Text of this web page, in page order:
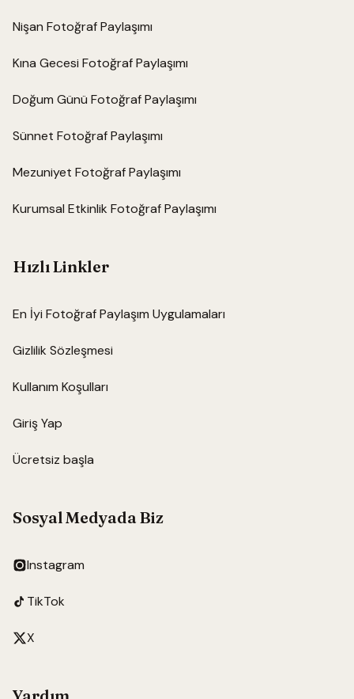
Nişan Fotoğraf Paylaşımı
Kına Gecesi Fotoğraf Paylaşımı
Doğum Günü Fotoğraf Paylaşımı
Sünnet Fotoğraf Paylaşımı
Mezuniyet Fotoğraf Paylaşımı
Kurumsal Etkinlik Fotoğraf Paylaşımı
Hızlı Linkler
En İyi Fotoğraf Paylaşım Uygulamaları
Gizlilik Sözleşmesi
Kullanım Koşulları
Giriş Yap
Ücretsiz başla
Sosyal Medyada Biz
Instagram
TikTok
X